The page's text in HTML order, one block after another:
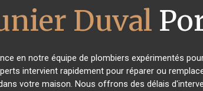
Duval
en notre équipe de plombiers expérimentés
intervient rapidement pour réparer ou
votre maison. Nous offrons des délais